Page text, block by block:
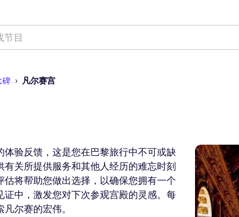
节目
碑 凡尔赛宫
验反馈，这是您在巴黎旅行中不可或缺
关所提供服务和其他人经历的难忘时刻
将帮助您做出选择，以确保您拥有一个
中，激发您对下次参观宫殿的灵感。每
尔赛的宏伟。